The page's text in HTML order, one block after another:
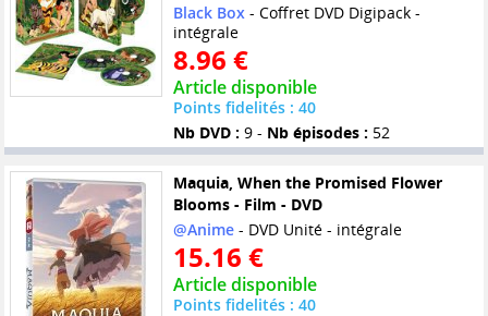
Black Box - Coffret DVD Digipack -
intégrale
8.96 €
Article disponible
Points fidelités : 40
Nb DVD : 9 - Nb épisodes : 52
Maquia, When the Promised Flower
Blooms - Film - DVD
@Anime- DVD Unité - intégrale
15.16 €
Article disponible
Points fidelités : 40